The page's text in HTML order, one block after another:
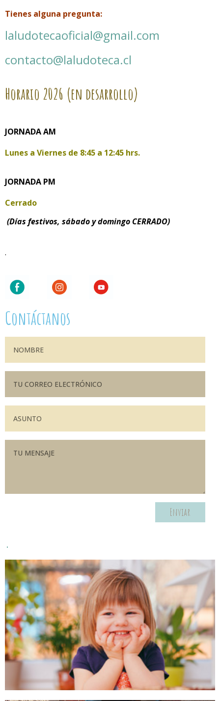
Tienes alguna pregunta:
laludotecaoficial@gmail.com
contacto@laludoteca.cl
Horario 2026 (en desarrollo)
JORNADA AM
Lunes a Viernes de 8:45 a 12:45 hrs.
JORNADA PM
Cerrado
(Días festivos, sábado y domingo CERRADO)
.
Contáctanos
Enviar
.